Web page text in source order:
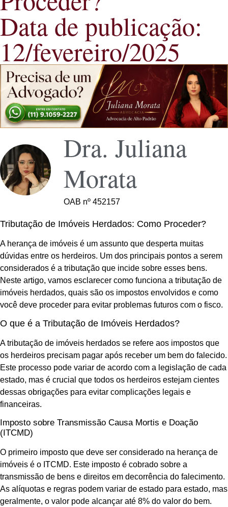
Data de publicação:
12/fevereiro/2025
Dra. Juliana
Morata
OAB nº 452157
Tributação de Imóveis Herdados: Como Proceder?
A herança de imóveis é um assunto que desperta muitas
dúvidas entre os herdeiros. Um dos principais pontos a serem
considerados é a tributação que incide sobre esses bens.
Neste artigo, vamos esclarecer como funciona a tributação de
imóveis herdados, quais são os impostos envolvidos e como
você deve proceder para evitar problemas futuros com o fisco.
O que é a Tributação de Imóveis Herdados?
A tributação de imóveis herdados se refere aos impostos que
os herdeiros precisam pagar após receber um bem do falecido.
Este processo pode variar de acordo com a legislação de cada
estado, mas é crucial que todos os herdeiros estejam cientes
dessas obrigações para evitar complicações legais e
financeiras.
Imposto sobre Transmissão Causa Mortis e Doação
(ITCMD)
O primeiro imposto que deve ser considerado na herança de
imóveis é o ITCMD. Este imposto é cobrado sobre a
transmissão de bens e direitos em decorrência do falecimento.
As alíquotas e regras podem variar de estado para estado, mas
geralmente, o valor pode alcançar até 8% do valor do bem.